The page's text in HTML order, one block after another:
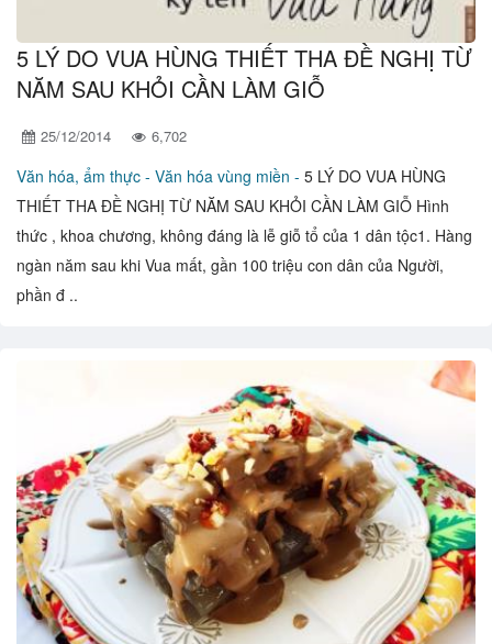
5 LÝ DO VUA HÙNG THIẾT THA ĐỀ NGHỊ TỪ
NĂM SAU KHỎI CẦN LÀM GIỖ
25/12/2014 6,702
Văn hóa, ẩm thực - Văn hóa vùng miền - 5 LÝ DO VUA HÙNG
THIẾT THA ĐỀ NGHỊ TỪ NĂM SAU KHỎI CẦN LÀM GIỖ Hình
thức , khoa chương, không đáng là lễ giỗ tổ của 1 dân tộc1. Hàng
ngàn năm sau khi Vua mất, gần 100 triệu con dân của Người,
phần đ ..